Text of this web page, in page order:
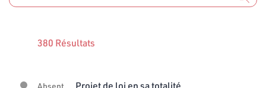
380 Résultats
Projet de loi en sa totalité